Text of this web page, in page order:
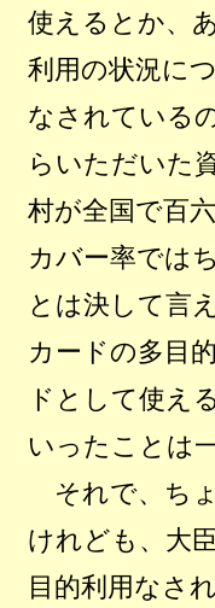
使えるとか、
利用の状況に
なされている
らいただいた
村が全国で百
カバー率では
とは決して言
カードの多目
ドとして使え
いったことは
それで、ち
けれども、大
目的利用なさ